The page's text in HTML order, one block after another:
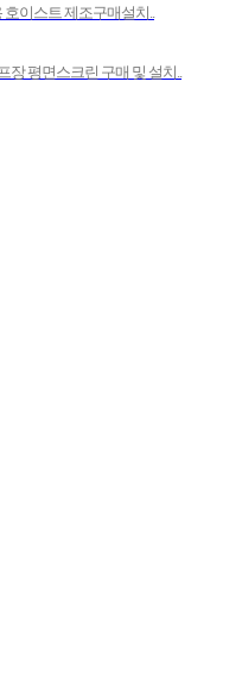
이스트 제조구매설치..
장 평면스크린 구매 및 설치..